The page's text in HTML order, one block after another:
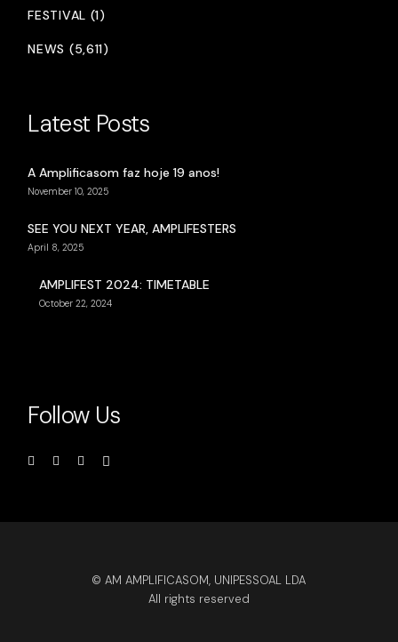
FESTIVAL (1)
NEWS (5,611)
Latest Posts
A Amplificasom faz hoje 19 anos!
November 10, 2025
SEE YOU NEXT YEAR, AMPLIFESTERS
April 8, 2025
AMPLIFEST 2024: TIMETABLE
October 22, 2024
Follow Us
© AM AMPLIFICASOM, UNIPESSOAL LDA
All rights reserved